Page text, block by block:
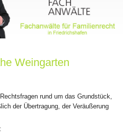
Weingarten
rund um das Grundstück,
der Übertragung, der Veräußerung